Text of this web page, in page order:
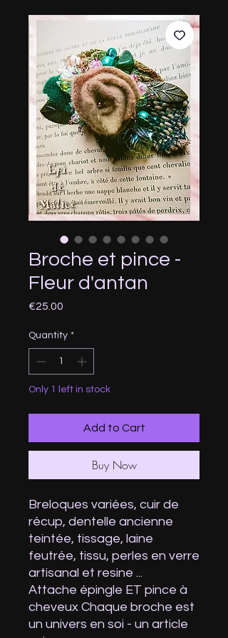
Broche et pince -
Fleur d'antan
€25.00
Quantity *
Only 1 left in stock
Add to Cart
Buy Now
Breloques variées, cuir de
récup, dentelle ancienne
teintée, tissage, laine
feutrée, tissu, perles en verre
artisanal et resine ...
Attache épingle ET pince à
cheveux Chaque broche est
un univers en soi - un article